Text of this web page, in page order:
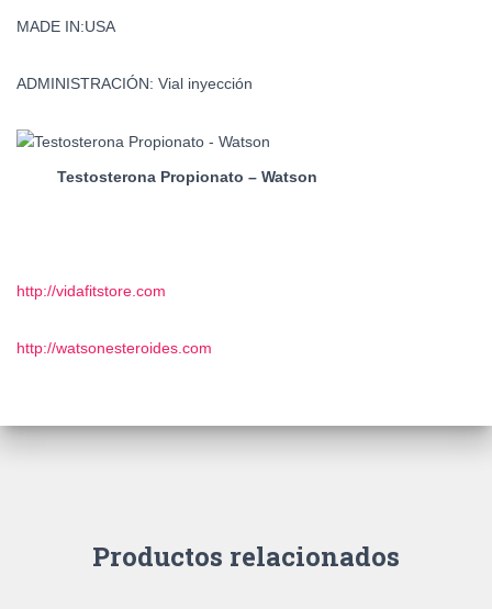
MADE IN:USA
ADMINISTRACIÓN: Vial inyección
Testosterona Propionato – Watson
http://vidafitstore.com
http://watsonesteroides.com
Productos relacionados